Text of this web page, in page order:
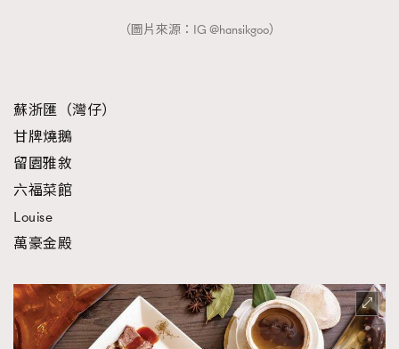
（圖片來源：IG @hansikgoo）
蘇浙匯（灣仔）
甘牌燒鵝
留園雅敘
六福菜館
Louise
萬豪金殿